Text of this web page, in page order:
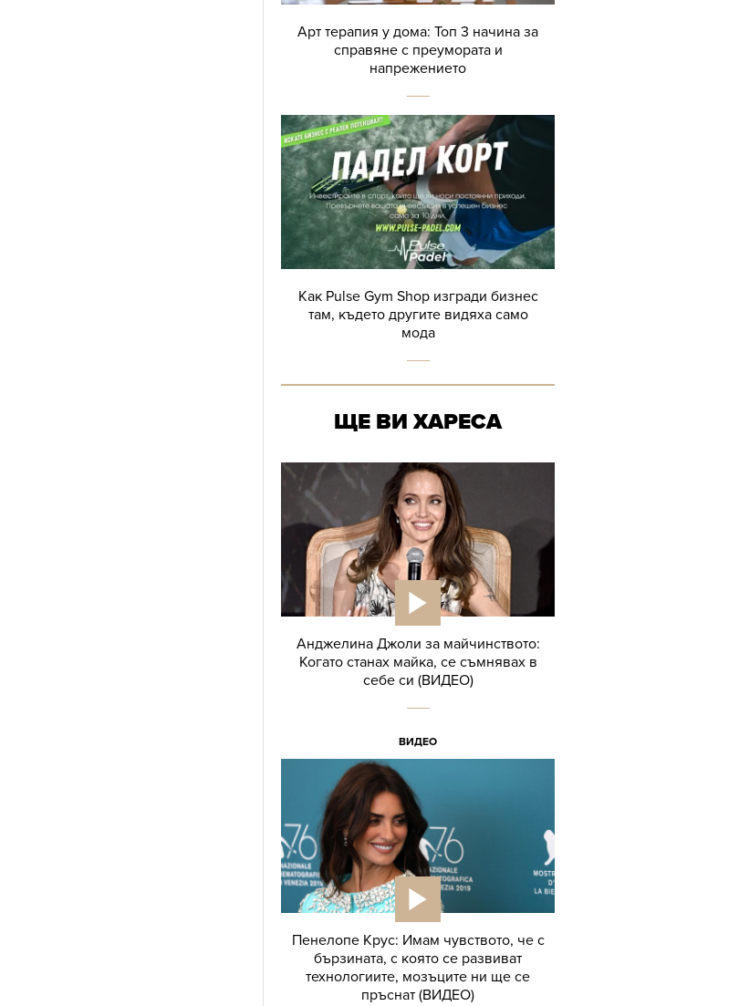
Арт терапия у дома: Топ 3 начина за
справяне с преумората и
напрежението
Как Pulse Gym Shop изгради бизнес
там, където другите видяха само
мода
ЩЕ ВИ ХАРЕСА
Анджелина Джоли за майчинството:
Когато станах майка, се съмнявах в
себе си (ВИДЕО)
ВИДЕО
Пенелопе Крус: Имам чувството, че с
бързината, с която се развиват
технологиите, мозъците ни ще се
пръснат (ВИДЕО)